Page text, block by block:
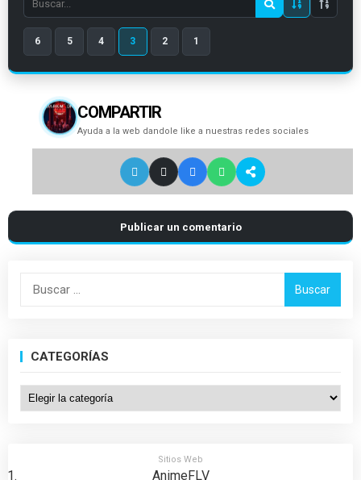
episode
number
6 5 4 3 2 1
COMPARTIR
Ayuda a la web dandole like a nuestras redes sociales
Publicar un comentario
Buscar:
CATEGORÍAS
Categorías
Sitios Web
AnimeFLV